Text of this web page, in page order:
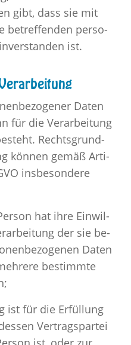
gibt, dass sie mit
be­tref­fen­den per­so­
ist.
Daten
für die Ver­ar­bei­tung
Rechts­grund­
kön­nen gemäß Ar­ti­
ins­be­son­de­re
hat ihre Ein­wil­
der sie be­
Daten
be­stimm­te
ist für die Er­fül­lung
Ver­trags­par­tei